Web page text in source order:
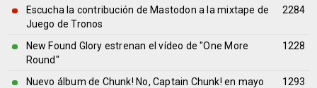
Escucha la contribución de Mastodon a la mixtape de
Juego de Tronos
2284
New Found Glory estrenan el vídeo de "One More
Round"
1228
Nuevo álbum de Chunk! No, Captain Chunk! en mayo 1293